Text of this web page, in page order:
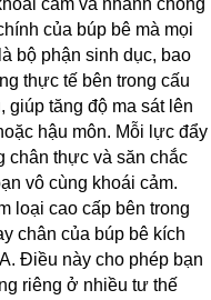
cảm và nhanh chóng
của búp bê mà mọi
bộ phận sinh dục, bao
thực tế bên trong cấu
tăng độ ma sát lên
hậu môn. Mỗi lực đẩy
chân thực và săn chắc
vô cùng khoái cảm.
loại cao cấp bên trong
chân của búp bê kích
Điều này cho phép bạn
riêng ở nhiều tư thế